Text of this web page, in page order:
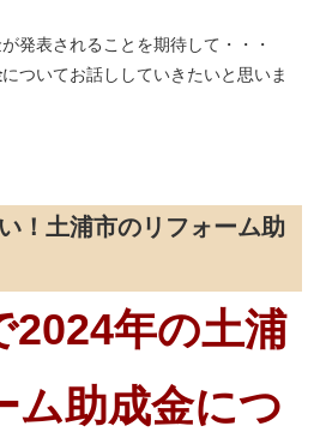
発表されることを期待して・・・
についてお話ししていきたいと思いま
！土浦市のリフォーム助
年の土浦
ム助成金につ